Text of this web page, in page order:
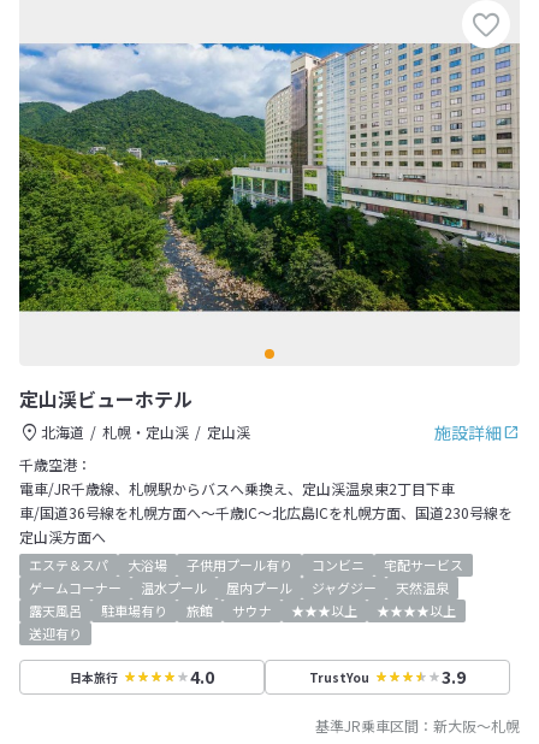
定山渓ビューホテル
施設詳細
北海道 札幌・定山渓
定山渓
千歳空港：
電車/JR千歳線、札幌駅からバスへ乗換え、定山渓温泉東2丁目下車
車/国道36号線を札幌方面へ～千歳IC～北広島ICを札幌方面、国道230号線を
定山渓方面へ
エステ＆スパ 大浴場 子供用プール有り コンビニ
宅配サービス
ゲームコーナー
温水プール 屋内プール ジャグジー
天然温泉
露天風呂
駐車場有り 旅館 サウナ ★★★以上
★★★★以上
送迎有り
日本旅行 4.0 TrustYou 3.9
基準JR乗車区間： 新大阪～札幌